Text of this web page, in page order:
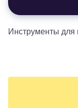
Инструменты для